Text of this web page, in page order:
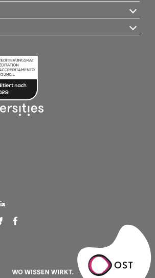
on: linkedin
us on: bluesky
find us on: facebook